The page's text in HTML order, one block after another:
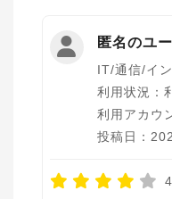
匿名のユ
IT/通信/イ
利用状況：
利用アカウ
投稿日：